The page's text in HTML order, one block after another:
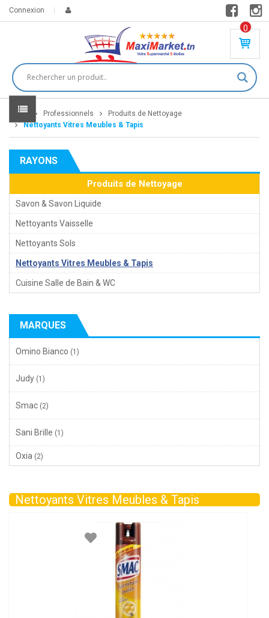
Connexion
0
PR
DU
IT(
S)
Home Professionnels
Produits de Nettoyage
Nettoyants Vitres Meubles & Tapis
RAYONS
Produits de Nettoyage
Savon & Savon Liquide
Nettoyants Vaisselle
Nettoyants Sols
Nettoyants Vitres Meubles & Tapis
Cuisine Salle de Bain & WC
MARQUES
Omino Bianco (1)
Judy (1)
Smac (2)
Sani Brille (1)
Oxia (2)
Nettoyants Vitres Meubles & Tapis